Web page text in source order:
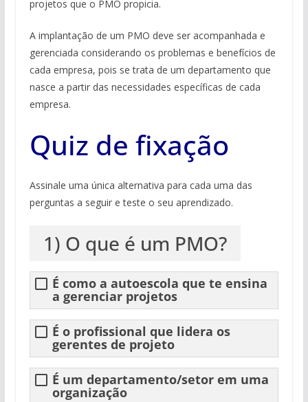
projetos que o PMO propicia.
A implantação de um PMO deve ser acompanhada e
gerenciada considerando os problemas e benefícios de
cada empresa, pois se trata de um departamento que
nasce a partir das necessidades específicas de cada
empresa.
Quiz de fixação
Assinale uma única alternativa para cada uma das
perguntas a seguir e teste o seu aprendizado.
1) O que é um PMO?
É como a autoescola que te ensina
a gerenciar projetos
É o profissional que lidera os
gerentes de projeto
É um departamento/setor em uma
organização